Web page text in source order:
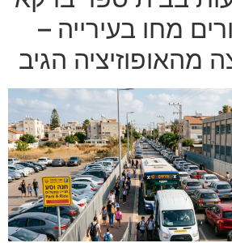
מחו בעירייה –
מהאופוזיציה הגיב